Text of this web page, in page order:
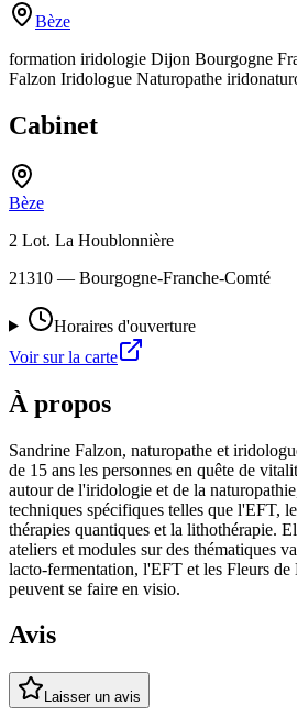
Bèze
formation iridologie Dijon Bourgogne
Falzon Iridologue Naturopathe
Cabinet
Bèze
2 Lot. La Houblonnière
21310 — Bourgogne-Franche-Comté
Horaires d'ouverture
Voir sur la carte
À propos
Sandrine Falzon, naturopathe et
de 15 ans les personnes en quête de
autour de l'iridologie et de la
techniques spécifiques telles que l'EFT,
thérapies quantiques et la lithothérapie.
ateliers et modules sur des thématiques
lacto-fermentation, l'EFT et les Fleurs
peuvent se faire en visio.
Avis
Laisser un avis